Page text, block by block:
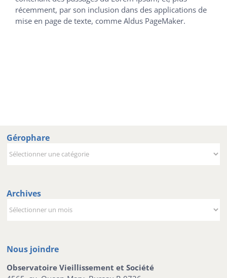
récemment, par son inclusion dans des applications de
mise en page de texte, comme Aldus PageMaker.
Gérophare
Archives
Nous joindre
Observatoire Vieillissement et Société